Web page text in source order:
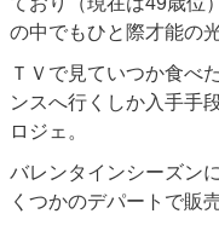
の中でもひと際才能の
ＴＶで見ていつか食べ
ンスへ行くしか入手手
ロジェ。
バレンタインシーズン
くつかのデパートで販